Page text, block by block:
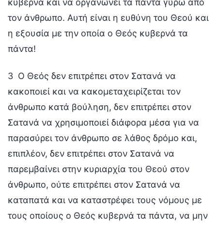
τον άνθρωπο. Αυτή είναι η ευθύνη του Θεού και
η εξουσία με την οποία ο Θεός κυβερνά τα
πάντα!
3 Ο Θεός δεν επιτρέπει στον Σατανά να
κακοποιεί και να κακομεταχειρίζεται τον
άνθρωπο κατά βούληση, δεν επιτρέπει στον
Σατανά να χρησιμοποιεί διάφορα μέσα για να
παρασύρει τον άνθρωπο σε λάθος δρόμο και,
επιπλέον, δεν επιτρέπει στον Σατανά να
παρεμβαίνει στην κυριαρχία του Θεού στον
άνθρωπο, ούτε επιτρέπει στον Σατανά να
καταπατά και να καταστρέφει τους νόμους με
τους οποίους ο Θεός κυβερνά τα πάντα, να μην